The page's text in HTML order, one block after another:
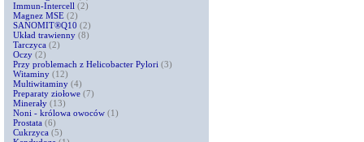
Immun-Intercell (2)
Magnez MSE (2)
SANOMIT®Q10 (2)
Układ trawienny (8)
Tarczyca (2)
Oczy (2)
Przy problemach z Helicobacter Pylori (3)
Witaminy (12)
Multiwitaminy (4)
Preparaty ziołowe (7)
Minerały (13)
Noni - królowa owoców (1)
Prostata (6)
Cukrzyca (5)